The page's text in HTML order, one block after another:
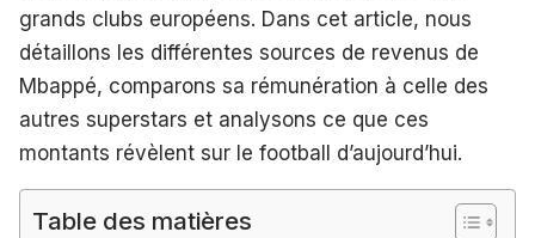
grands clubs européens. Dans cet article, nous
détaillons les différentes sources de revenus de
Mbappé, comparons sa rémunération à celle des
autres superstars et analysons ce que ces
montants révèlent sur le football d’aujourd’hui.
Table des matières